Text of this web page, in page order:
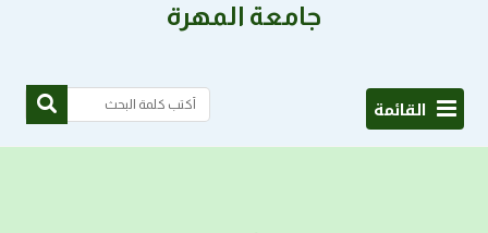
جامعة المهرة
القائمة